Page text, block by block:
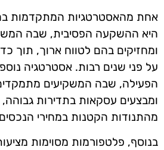
אחת מהאסטרטגיות המתקדמות
היא ההשקעה הפסיבית, שבה
ומחזיקים בהם לטווח ארוך, תוך
על פני שנים רבות. אסטרטגיה
הפעילה, שבה המשקיעים
ומבצעים עסקאות בתדירות גבוהה,
מהתנודות הקטנות במחירי
בנוסף, פלטפורמות מסוימות